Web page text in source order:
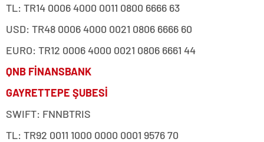
TL: TR14 0006 4000 0011 0800 6666 63
USD: TR48 0006 4000 0021 0806 6666 60
EURO: TR12 0006 4000 0021 0806 6661 44
QNB FİNANSBANK
GAYRETTEPE ŞUBESİ
SWIFT: FNNBTRIS
TL: TR92 0011 1000 0000 0001 9576 70